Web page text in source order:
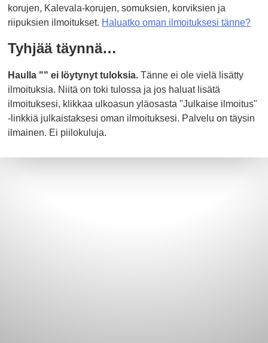
korujen, Kalevala-korujen, somuksien, korviksien ja
riipuksien ilmoitukset. Haluatko oman ilmoituksesi tänne?
Tyhjää täynnä…
Haulla "" ei löytynyt tuloksia. Tänne ei ole vielä lisätty
ilmoituksia. Niitä on toki tulossa ja jos haluat lisätä
ilmoituksesi, klikkaa ulkoasun yläosasta "Julkaise ilmoitus"
-linkkiä julkaistaksesi oman ilmoituksesi. Palvelu on täysin
ilmainen. Ei piilokuluja.